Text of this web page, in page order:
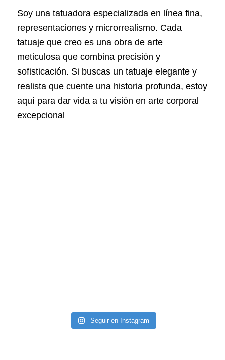
Soy una tatuadora especializada en línea fina,
representaciones y microrrealismo. Cada
tatuaje que creo es una obra de arte
meticulosa que combina precisión y
sofisticación. Si buscas un tatuaje elegante y
realista que cuente una historia profunda, estoy
aquí para dar vida a tu visión en arte corporal
excepcional
Seguir en Instagram